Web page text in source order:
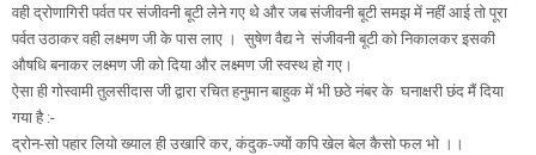
वही द्रोणागिरी पर्वत पर संजीवनी बूटी लेने गए थे और जब संजीवनी बूटी समझ में नहीं आई तो पूरा
पर्वत उठाकर वही लक्ष्मण जी के पास लाए । सुषेण वैद्य ने संजीवनी बूटी को निकालकर इसकी
औषधि बनाकर लक्ष्मण जी को दिया और लक्ष्मण जी स्वस्थ हो गए।
ऐसा ही गोस्वामी तुलसीदास जी द्वारा रचित हनुमान बाहुक में भी छठे नंबर के घनाक्षरी छंद मैं दिया
गया है :-
द्रोन-सो पहार लियो ख्याल ही उखारि कर, कंदुक-ज्यों कपि खेल बेल कैसो फल भो ।।